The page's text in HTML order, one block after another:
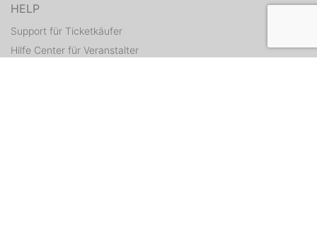
HELP
Support für Ticketkäufer
Hilfe Center für Veranstalter